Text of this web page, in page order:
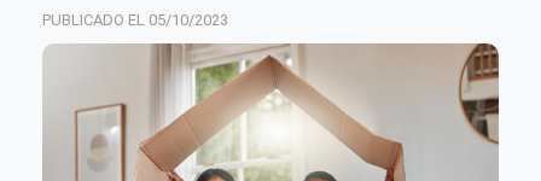
05/10/2023